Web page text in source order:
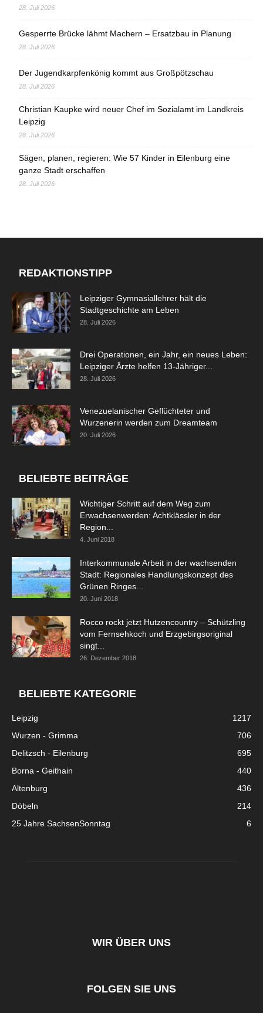
28. Juli 2026
Gesperrte Brücke lähmt Machern – Ersatzbau in Planung
28. Juli 2026
Der Jugendkarpfenkönig kommt aus Großpötzschau
28. Juli 2026
Christian Kaupke wird neuer Chef im Sozialamt im Landkreis
Leipzig
28. Juli 2026
Sägen, planen, regieren: Wie 57 Kinder in Eilenburg eine
ganze Stadt erschaffen
28. Juli 2026
REDAKTIONSTIPP
Leipziger Gymnasiallehrer hält die
Stadtgeschichte am Leben
28. Juli 2026
Drei Operationen, ein Jahr, ein neues Leben:
Leipziger Ärzte helfen 13-Jähriger...
28. Juli 2026
Venezuelanischer Geflüchteter und
Wurzenerin werden zum Dreamteam
20. Juli 2026
BELIEBTE BEITRÄGE
Wichtiger Schritt auf dem Weg zum
Erwachsenwerden: Achtklässler in der
Region...
4. Juni 2018
Interkommunale Arbeit in der wachsenden
Stadt: Regionales Handlungskonzept des
Grünen Ringes...
20. Juni 2018
Rocco rockt jetzt Hutzencountry – Schützling
vom Fernsehkoch und Erzgebirgsoriginal
singt...
26. Dezember 2018
BELIEBTE KATEGORIE
Leipzig
1217
Wurzen - Grimma
706
Delitzsch - Eilenburg
695
Borna - Geithain
440
Altenburg
436
Döbeln
214
25 Jahre SachsenSonntag
6
WIR ÜBER UNS
FOLGEN SIE UNS